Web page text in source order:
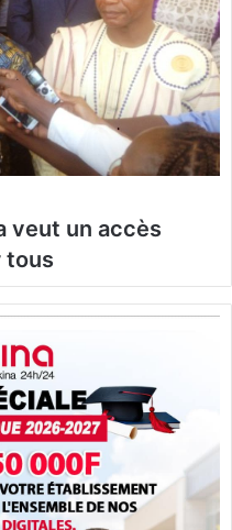
veut un accès
tous